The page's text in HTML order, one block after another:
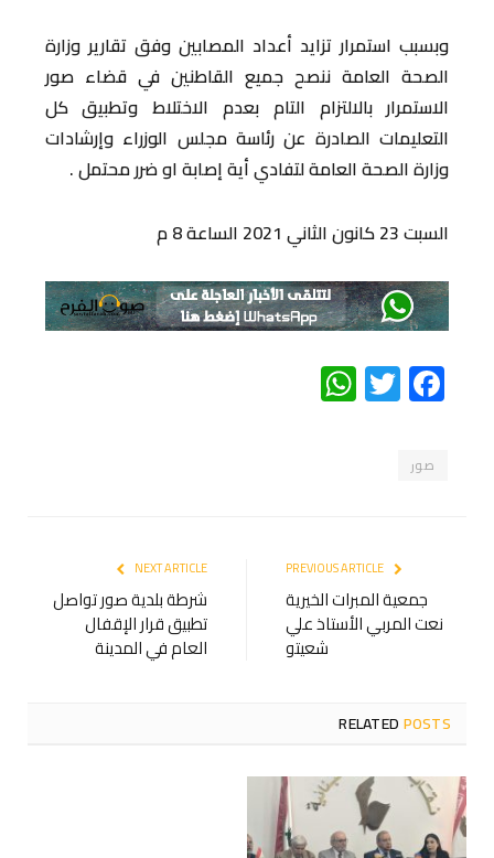
وبسبب استمرار تزايد أعداد المصابين وفق تقارير وزارة
الصحة العامة ننصح جميع القاطنين في قضاء صور
الاستمرار بالالتزام التام بعدم الاختلاط وتطبيق كل
التعليمات الصادرة عن رئاسة مجلس الوزراء وإرشادات
وزارة الصحة العامة لتفادي أية إصابة او ضرر محتمل .
السبت 23 كانون الثاني 2021 الساعة 8 م
Facebook
Twitter
WhatsApp
صور
جمعية المبرات الخيرية
نعت المربي الأستاذ علي
شعيتو
NEXT ARTICLE
شرطة بلدية صور تواصل
تطبيق قرار الإقفال
العام في المدينة
RELATEDPOSTS